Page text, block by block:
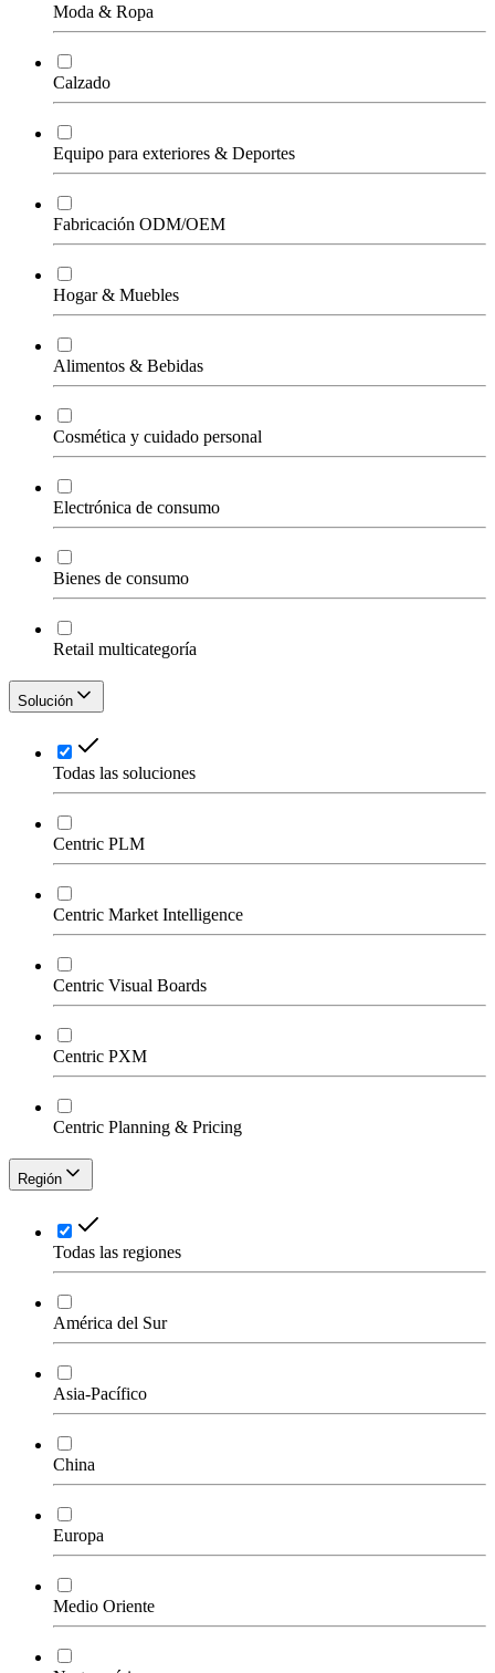
Moda & Ropa
Calzado
Equipo para exteriores & Deportes
Fabricación ODM/OEM
Hogar & Muebles
Alimentos & Bebidas
Cosmética y cuidado personal
Electrónica de consumo
Bienes de consumo
Retail multicategoría
Solución
Todas las soluciones
Centric PLM
Centric Market Intelligence
Centric Visual Boards
Centric PXM
Centric Planning & Pricing
Región
Todas las regiones
América del Sur
Asia-Pacífico
China
Europa
Medio Oriente